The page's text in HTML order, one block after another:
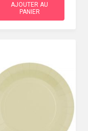
AJOUTER AU
PANIER